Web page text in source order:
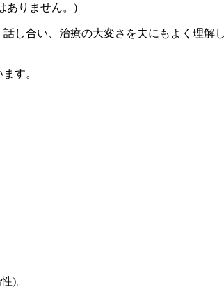
ありません。)
し合い、治療の大変さを夫にもよく理解
す。
)。